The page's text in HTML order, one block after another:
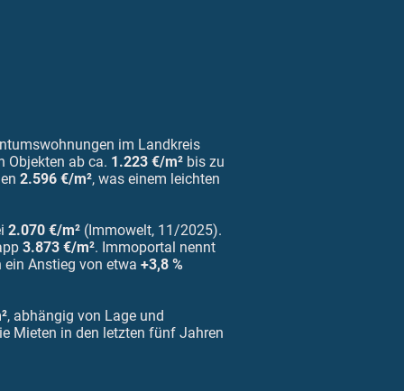
im Landkreis
Objekten ab ca. 1.223 €/m² bis zu
2.596 €/m², was einem leichten
2.070 €/m² (Immowelt, 11/2025).
3.873 €/m². Immoportal nennt
Anstieg von etwa +3,8 %
, abhängig von Lage und
Mieten in den letzten fünf Jahren